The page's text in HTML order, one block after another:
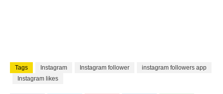
Tags Instagram Instagram follower
instagram followers app
Instagram likes